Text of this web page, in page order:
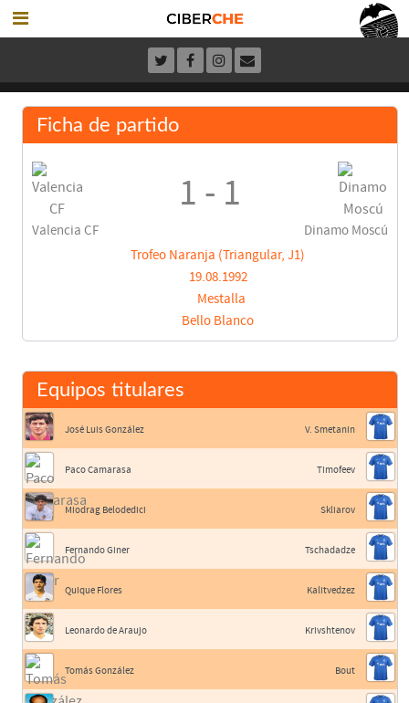
Ficha de partido
Valencia CF
1 - 1
Dinamo Moscú
Trofeo Naranja (Triangular, J1)
19.08.1992
Mestalla
Bello Blanco
Equipos titulares
José Luis González
Paco Camarasa
Miodrag Belodedici
Fernando Giner
Quique Flores
Leonardo de Araujo
Tomás González
V. Smetanin
Timofeev
Skliarov
Tschadadze
Kalitvedzez
Krivshtenov
Bout